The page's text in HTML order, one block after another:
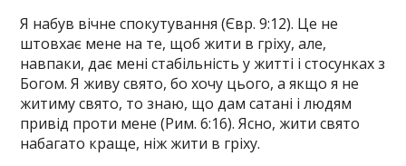
Я набув вічне спокутування (Євр. 9:12). Це не
штовхає мене на те, щоб жити в гріху, але,
навпаки, дає мені стабільність у житті і стосунках з
Богом. Я живу свято, бо хочу цього, а якщо я не
житиму свято, то знаю, що дам сатані і людям
привід проти мене (Рим. 6:16). Ясно, жити свято
набагато краще, ніж жити в гріху.